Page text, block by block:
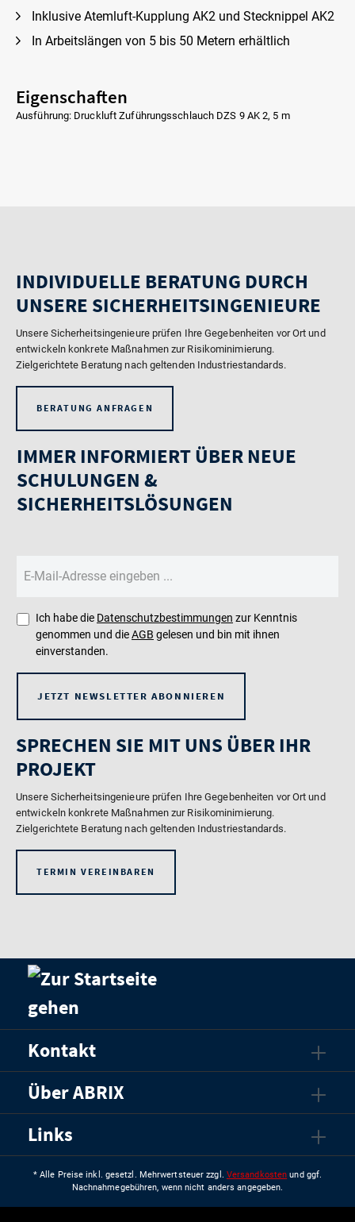
Inklusive Atemluft-Kupplung AK2 und Stecknippel AK2
In Arbeitslängen von 5 bis 50 Metern erhältlich
Eigenschaften
Ausführung: Druckluft Zuführungsschlauch DZS 9 AK 2, 5 m
INDIVIDUELLE BERATUNG DURCH
UNSERE SICHERHEITSINGENIEURE
Unsere Sicherheitsingenieure prüfen Ihre Gegebenheiten vor Ort und
entwickeln konkrete Maßnahmen zur Risikominimierung.
Zielgerichtete Beratung nach geltenden Industriestandards.
BERATUNG ANFRAGEN
IMMER INFORMIERT ÜBER NEUE
SCHULUNGEN &
SICHERHEITSLÖSUNGEN
Ich habe die Datenschutzbestimmungen zur Kenntnis
genommen und dieAGB gelesen und bin mit ihnen
einverstanden.
JETZT NEWSLETTER ABONNIEREN
SPRECHEN SIE MIT UNS ÜBER IHR
PROJEKT
Unsere Sicherheitsingenieure prüfen Ihre Gegebenheiten vor Ort und
entwickeln konkrete Maßnahmen zur Risikominimierung.
Zielgerichtete Beratung nach geltenden Industriestandards.
TERMIN VEREINBAREN
Kontakt
Über ABRIX
Links
* Alle Preise inkl. gesetzl. Mehrwertsteuer zzgl. Versandkosten und ggf.
Nachnahmegebühren, wenn nicht anders angegeben.